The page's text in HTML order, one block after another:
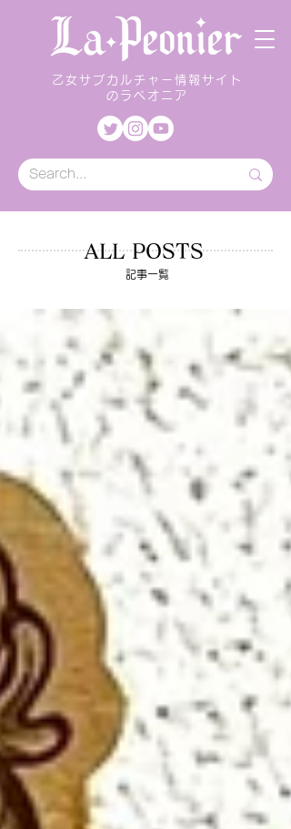
乙女サブカルチャー情報サイト
のラペオニア
ALL POSTS
記事一覧